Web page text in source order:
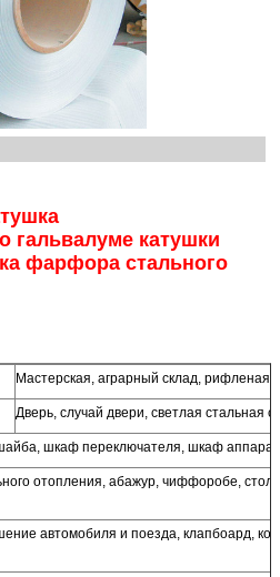
гальвалуме катушки
фарфора стального
Мастерская, аграрный склад, рифленая
Дверь, случай двери, светлая стальная
шкаф переключателя, шкаф
отопления, абажур, чиффоробе,
автомобиля и поезда, клапбоард,